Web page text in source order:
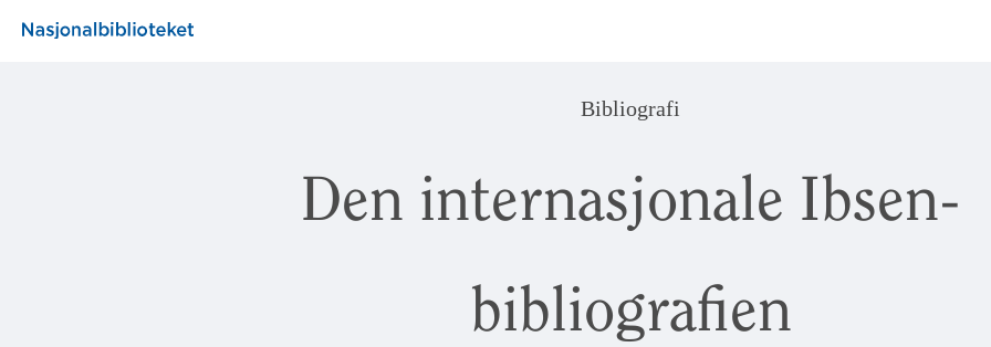
Bibliografi
Den internasjonale Ibsen-
bibliografien